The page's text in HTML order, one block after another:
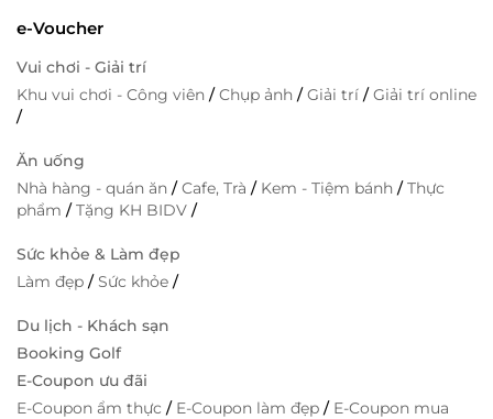
e-Voucher
Vui chơi - Giải trí
Khu vui chơi - Công viên /Chụp ảnh /Giải trí /Giải trí online
/
Ăn uống
Nhà hàng - quán ăn /Cafe, Trà / Kem - Tiệm bánh /Thực
phẩm /Tặng KH BIDV /
Sức khỏe & Làm đẹp
Làm đẹp /Sức khỏe /
Du lịch - Khách sạn
Booking Golf
E-Coupon ưu đãi
E-Coupon ẩm thực / E-Coupon làm đẹp / E-Coupon mua